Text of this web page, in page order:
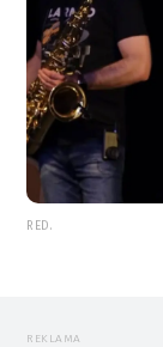
RED.
REKLAMA